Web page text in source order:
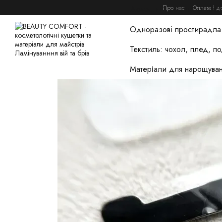
Про нас Оплата і
Домашній догляд та
Одноразові простирадла
Текстиль: чохол, плед,
Матеріали для